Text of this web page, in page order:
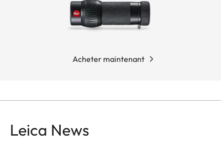
Acheter maintenant
Leica News